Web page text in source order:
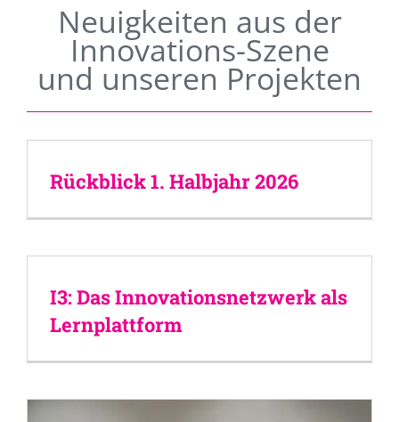
Neuigkeiten aus der
Innovations-Szene
und unseren Projekten
Rückblick 1. Halbjahr 2026
I3: Das Innovationsnetzwerk als
Lernplattform